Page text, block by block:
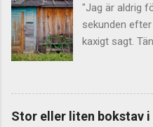
Språkrådet .
tidningstexter
publicerades
versaler och
varianter av
som separata
"Jag är aldrig
sekunden
kaxigt sagt.
peppar, ta i
material av
kanske ditt
Stor eller liten bokstav i